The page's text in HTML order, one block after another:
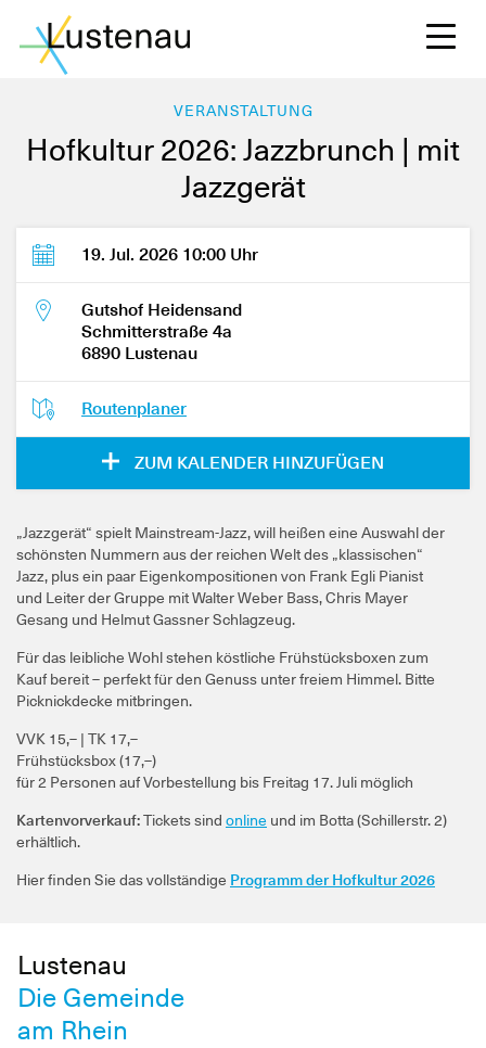
VERANSTALTUNG
Hofkultur 2026: Jazzbrunch | mit
Jazzgerät
19. Jul. 2026 10:00 Uhr
Gutshof Heidensand
Schmitterstraße 4a
6890 Lustenau
Routenplaner
ZUM KALENDER HINZUFÜGEN
„Jazzgerät“ spielt Mainstream-Jazz, will heißen eine Auswahl der
schönsten Nummern aus der reichen Welt des „klassischen“
Jazz, plus ein paar Eigenkompositionen von Frank Egli Pianist
und Leiter der Gruppe mit Walter Weber Bass, Chris Mayer
Gesang und Helmut Gassner Schlagzeug.
Für das leibliche Wohl stehen köstliche Frühstücksboxen zum
Kauf bereit – perfekt für den Genuss unter freiem Himmel. Bitte
Picknickdecke mitbringen.
VVK 15,– | TK 17,–
Frühstücksbox (17,–)
für 2 Personen auf Vorbestellung bis Freitag 17. Juli möglich
Kartenvorverkauf:Tickets sind online und im Botta (Schillerstr. 2)
erhältlich.
Hier finden Sie das vollständige Programm der Hofkultur 2026
Lustenau
Die Gemeinde
am Rhein